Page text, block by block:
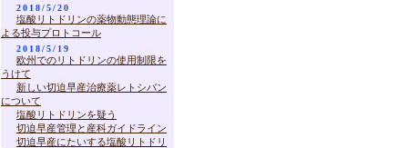
2018/5/20
塩酸リトドリンの薬物動態理論に
よる投与プロトコール
2018/5/19
欧州でのリトドリンの使用制限を
うけて
新しい切迫早産治療薬レトシバン
について
塩酸リトドリンを疑う
切迫早産管理と産科ガイドライン
切迫早産にたいする塩酸リトドリ